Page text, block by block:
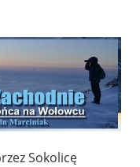
Sokolicę